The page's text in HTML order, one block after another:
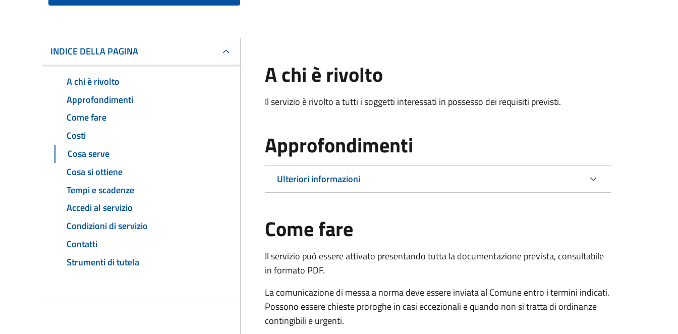
INDICE DELLA PAGINA
A chi è rivolto
Approfondimenti
Come fare
Costi
Cosa serve
Cosa si ottiene
Tempi e scadenze
Accedi al servizio
Condizioni di servizio
Contatti
Strumenti di tutela
A chi è rivolto
Il servizio è rivolto a tutti i soggetti interessati in possesso dei requisiti previsti.
Approfondimenti
Ulteriori informazioni
Come fare
Il servizio può essere attivato presentando tutta la documentazione prevista, consultabile
in formato PDF.
La comunicazione di messa a norma deve essere inviata al Comune entro i termini indicati.
Possono essere chieste proroghe in casi eccezionali e quando non si tratta di ordinanze
contingibili e urgenti.